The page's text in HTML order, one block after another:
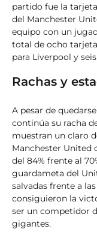
partido fue la
del Manchester
equipo con un
total de ocho
para Liverpool y
Rachas y
A pesar de
continúa su racha
muestran un claro
Manchester United
del 84% frente al
guardameta del
salvadas frente a
consiguieron la
ser un competidor
gigantes.